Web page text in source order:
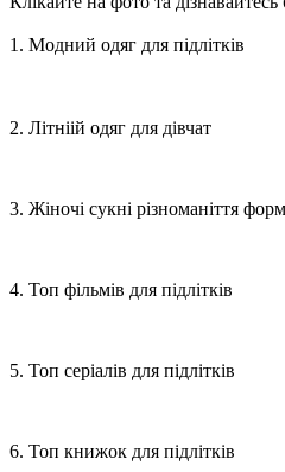
1. Модний одяг для підлітків
2. Літніій одяг для дівчат
3. Жіночі сукні різноманіття
4. Топ фільмів для підлітків
5. Топ серіалів для підлітків
6. Топ книжок для підлітків